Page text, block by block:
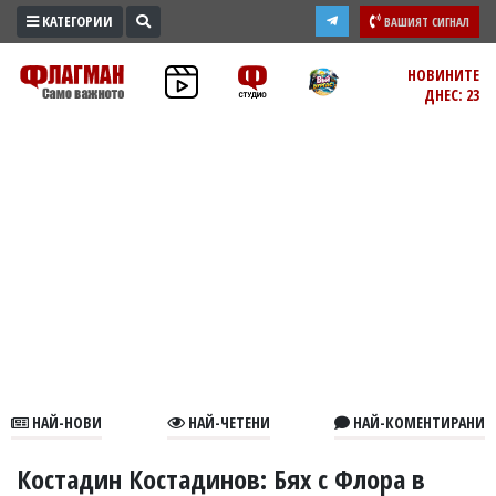
ПРОМО
ЗОНА
В
КАТЕГОРИИ ВАШИЯТ СИГНАЛ
НОВИНИТЕ
ДНЕС: 23
НАЙ-НОВИ НАЙ-ЧЕТЕНИ НАЙ-КОМЕНТИРАНИ
Костадин Костадинов: Бях с Флора в